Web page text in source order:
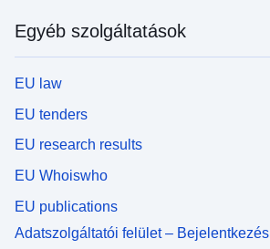
Egyéb szolgáltatások
EU law
EU tenders
EU research results
EU Whoiswho
EU publications
Adatszolgáltatói felület – Bejelentkezés